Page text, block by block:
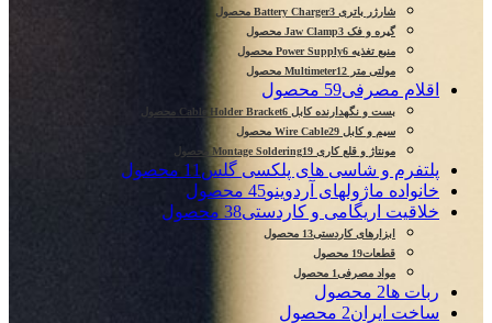
شارژر باتری Battery Charger 3 محصول
گیره و فک Jaw Clamp 3 محصول
منبع تغذیه Power Supply 6 محصول
مولتی متر Multimeter 12 محصول
اقلام مصرفی59 محصول
بست و نگهدارنده کابل Cable Holder Bracket 6 محصول
سیم و کابل Wire Cable 29 محصول
مونتاژ و قلع کاری Montage Soldering 19 محصول
پلتفرم و شاسی های پلکسی گلس 11 محصول
خانواده ماژولهای آردوینو45 محصول
خلاقیت اریگامی و کاردستی38 محصول
ابزارهای کاردستی13 محصول
قطعات19 محصول
مواد مصرفی1 محصول
ربات ها2 محصول
ساخت ایران2 محصول